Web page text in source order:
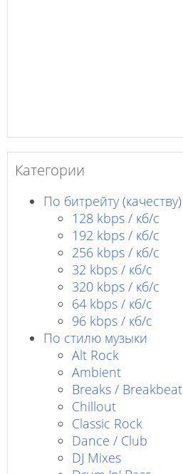
Категории
По битрейту (качеству)
128 kbps / кб/c
192 kbps / кб/c
256 kbps / кб/с
32 kbps / кб/c
320 kbps / кб/с
64 kbps / кб/c
96 kbps / кб/c
По стилю музыки
Alt Rock
Ambient
Breaks / Breakbeat
Chillout
Classic Rock
Dance / Club
DJ Mixes